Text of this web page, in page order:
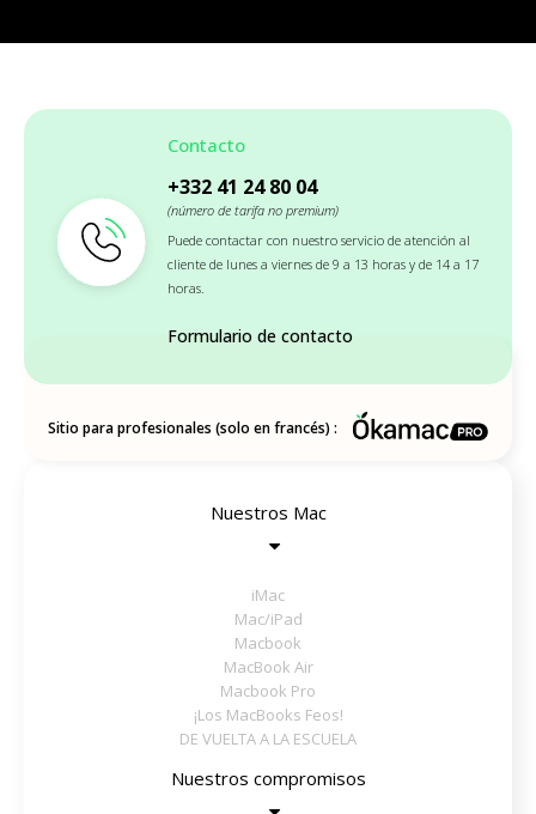
Contacto
+332 41 24 80 04
(número de tarifa no premium)
Puede contactar con nuestro servicio de atención al
cliente de lunes a viernes de 9 a 13 horas y de 14 a 17
horas.
Formulario de contacto
Sitio para profesionales (solo en francés) :
Nuestros Mac
iMac
Mac/iPad
Macbook
MacBook Air
Macbook Pro
¡Los MacBooks Feos!
DE VUELTA A LA ESCUELA
Nuestros compromisos